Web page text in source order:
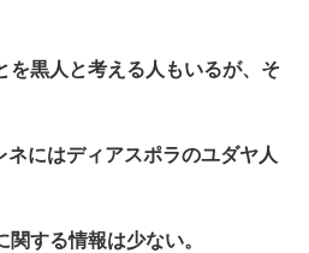
考える人もいるが、そ
アスポラのユダヤ人
情報は少ない。